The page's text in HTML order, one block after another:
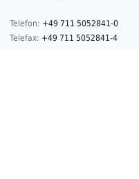
Telefon: +49 711 5052841-0
Telefax: +49 711 5052841-4
E-Mail:
info@gesamtmasche.de